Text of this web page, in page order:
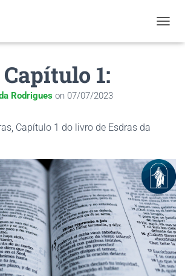
1:
Rodrigues on 07/07/2023
Capítulo 1 do livro de Esdras da